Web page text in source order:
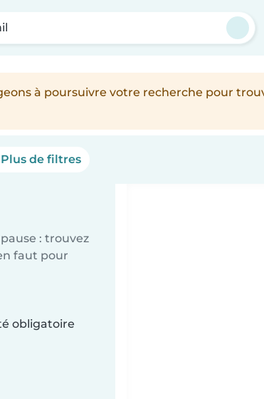
à poursuivre votre recherche pour
Plus de filtres
: trouvez
faut pour
obligatoire